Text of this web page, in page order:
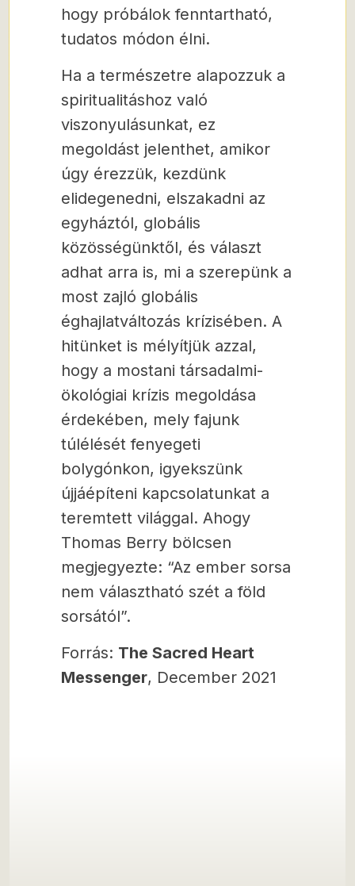
hogy próbálok fenntartható,
tudatos módon élni.
Ha a természetre alapozzuk a
spiritualitáshoz való
viszonyulásunkat, ez
megoldást jelenthet, amikor
úgy érezzük, kezdünk
elidegenedni, elszakadni az
egyháztól, globális
közösségünktől, és választ
adhat arra is, mi a szerepünk a
most zajló globális
éghajlatváltozás krízisében. A
hitünket is mélyítjük azzal,
hogy a mostani társadalmi-
ökológiai krízis megoldása
érdekében, mely fajunk
túlélését fenyegeti
bolygónkon, igyekszünk
újjáépíteni kapcsolatunkat a
teremtett világgal. Ahogy
Thomas Berry bölcsen
megjegyezte: “Az ember sorsa
nem választható szét a föld
sorsától”.
Forrás: The Sacred Heart
Messenger, December 2021